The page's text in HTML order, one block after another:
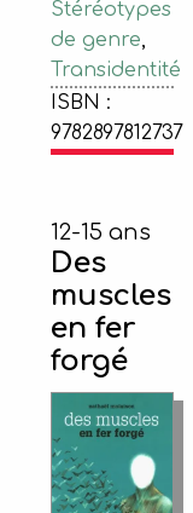
Stéréotypes
de genre,
Transidentité
ISBN :
9782897812737
12-15 ans
Des
muscles
en fer
forgé